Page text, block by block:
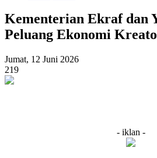
Kementerian Ekraf dan
Peluang Ekonomi
Jumat, 12 Juni 2026
219
- iklan -